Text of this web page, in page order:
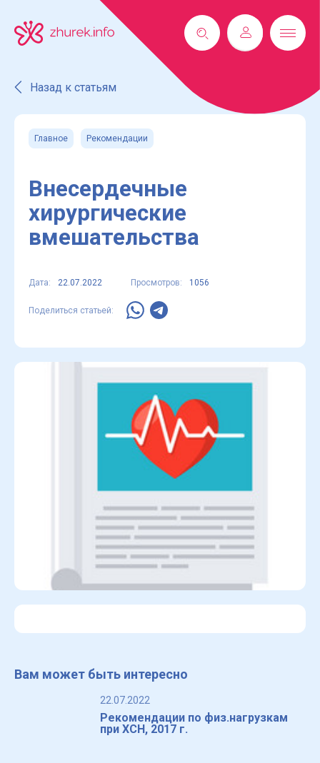
Назад к статьям
Главное Рекомендации
Внесердечные
хирургические
вмешательства
Дата: 22.07.2022 Просмотров: 1056
Поделиться статьей:
Вам может быть интересно
22.07.2022
Рекомендации по физ.нагрузкам
при ХСН, 2017 г.